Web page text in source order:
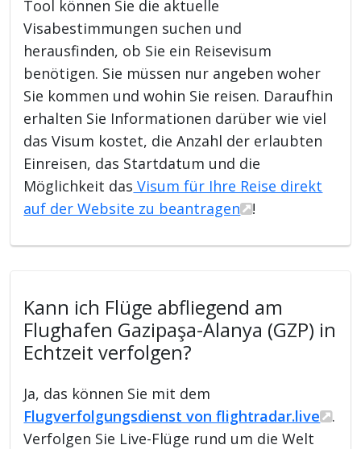
Tool können Sie die aktuelle
Visabestimmungen suchen und
herausfinden, ob Sie ein Reisevisum
benötigen. Sie müssen nur angeben woher
Sie kommen und wohin Sie reisen. Daraufhin
erhalten Sie Informationen darüber wie viel
das Visum kostet, die Anzahl der erlaubten
Einreisen, das Startdatum und die
Möglichkeit das Visum für Ihre Reise direkt
auf der Website zu beantragen
!
Kann ich Flüge abfliegend am
Flughafen Gazipaşa-Alanya (GZP) in
Echtzeit verfolgen?
Ja, das können Sie mit dem
Flugverfolgungsdienst von flightradar.live
.
Verfolgen Sie Live-Flüge rund um die Welt